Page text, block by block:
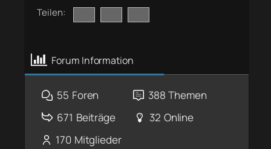
Teilen:
Forum Information
55 Foren 388 Themen
671 Beiträge 32 Online
170 Mitglieder